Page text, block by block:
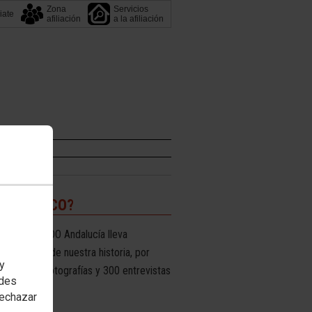
Zona
afiliación
Servicios
a la afiliación
CCOO Andalucía lleva
de parte de nuestra historia, por
40.000 fotografías y 300 entrevistas